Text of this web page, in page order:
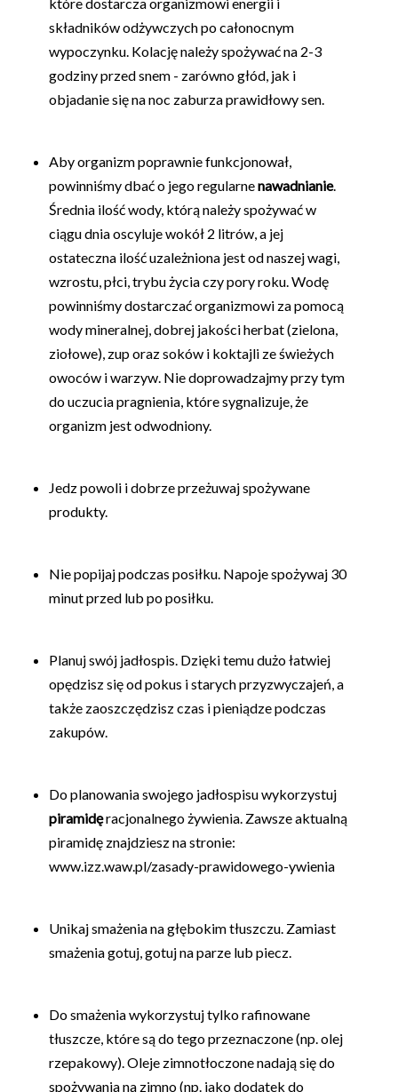
składników odżywczych po całonocnym
wypoczynku. Kolację należy spożywać na 2-3
godziny przed snem - zarówno głód, jak i
objadanie się na noc zaburza prawidłowy sen.
Aby organizm poprawnie funkcjonował,
powinniśmy dbać o jego regularnenawadnianie.
Średnia ilość wody, którą należy spożywać w
ciągu dnia oscyluje wokół 2 litrów, a jej
ostateczna ilość uzależniona jest od naszej wagi,
wzrostu, płci, trybu życia czy pory roku. Wodę
powinniśmy dostarczać organizmowi za pomocą
wody mineralnej, dobrej jakości herbat (zielona,
ziołowe), zup oraz soków i koktajli ze świeżych
owoców i warzyw. Nie doprowadzajmy przy tym
do uczucia pragnienia, które sygnalizuje, że
organizm jest odwodniony.
Jedz powoli i dobrze przeżuwaj spożywane
produkty.
Nie popijaj podczas posiłku. Napoje spożywaj 30
minut przed lub po posiłku.
Planuj swój jadłospis. Dzięki temu dużo łatwiej
opędzisz się od pokus i starych przyzwyczajeń, a
także zaoszczędzisz czas i pieniądze podczas
zakupów.
Do planowania swojego jadłospisu wykorzystuj
piramidęracjonalnego żywienia. Zawsze aktualną
piramidę znajdziesz na stronie:
www.izz.waw.pl/zasady-prawidowego-ywienia
Unikaj smażenia na głębokim tłuszczu. Zamiast
smażenia gotuj, gotuj na parze lub piecz.
Do smażenia wykorzystuj tylko rafinowane
tłuszcze, które są do tego przeznaczone (np. olej
rzepakowy). Oleje zimnotłoczone nadają się do
spożywania na zimno (np. jako dodatek do